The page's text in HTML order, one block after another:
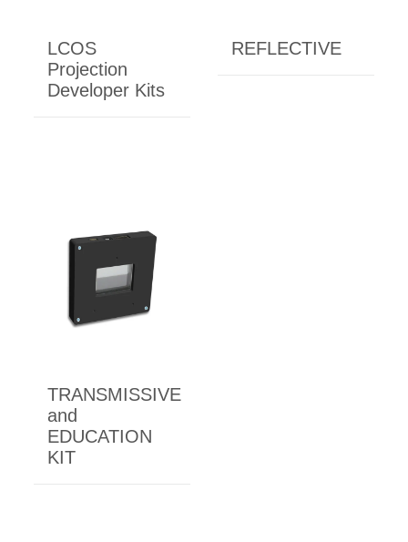
LCOS
Projection
Developer Kits
REFLECTIVE
TRANSMISSIVE
and
EDUCATION
KIT